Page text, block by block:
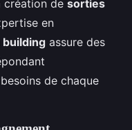
création de sorties
en
assure des
de chaque